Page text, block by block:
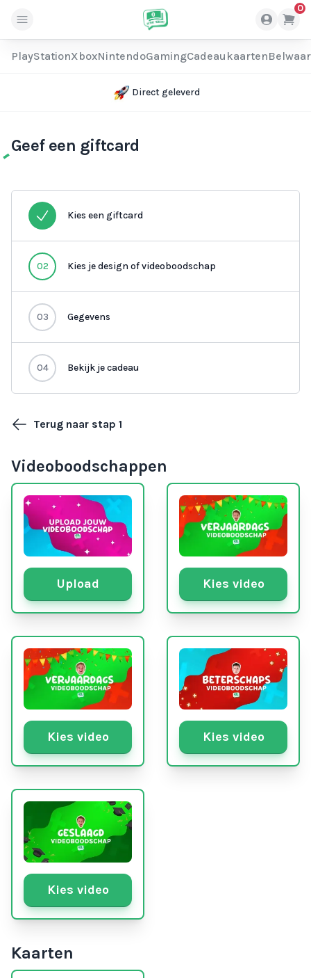
0
PlayStationXboxNintendoGamingCadeaukaarten
Direct geleverd
Geef een giftcard
Kies een giftcard
02 Kies je design of videoboodschap
03 Gegevens
04 Bekijk je cadeau
Terug naar stap 1
Videoboodschappen
Upload Kies video
Kies video Kies video
Kies video
Kaarten